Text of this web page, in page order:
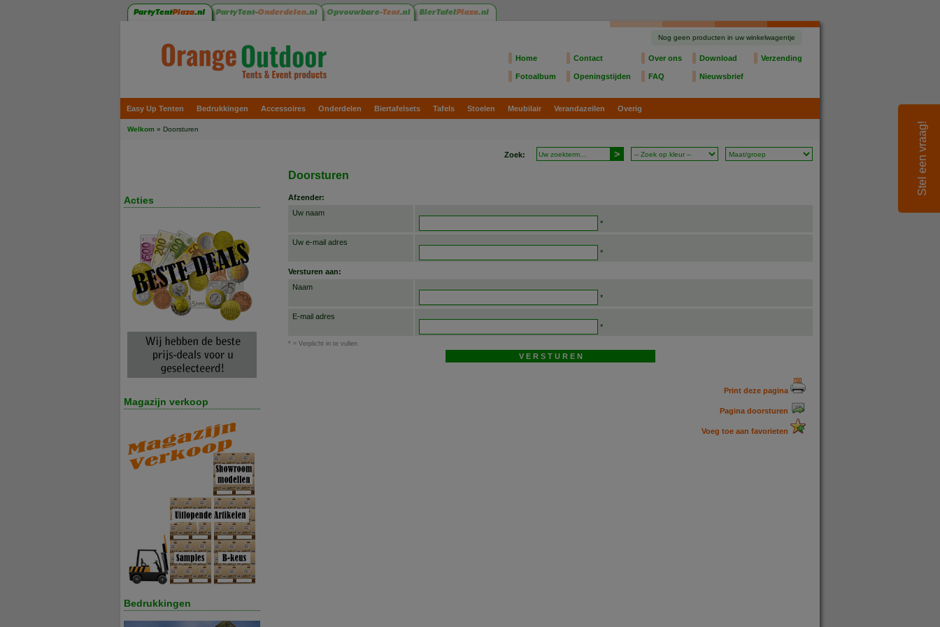
Home Contact Over ons Download Verzending
Fotoalbum Openingstijden FAQ Nieuwsbrief
Nog geen producten in uw winkelwagentje
Easy Up Tenten Bedrukkingen Accessoires Onderdelen Biertafelsets Tafels Stoelen Meubilair Verandazeilen Overig
Welkom » Doorsturen
Zoek:
Acties
Magazijn verkoop
Bedrukkingen
Doorsturen
Afzender:
Uw naam
*
Uw e-mail adres
*
Versturen aan:
Naam
*
E-mail adres
*
* = Verplicht in te vullen
Print deze pagina
Pagina doorsturen
Voeg toe aan favorieten
Stel een vraag!